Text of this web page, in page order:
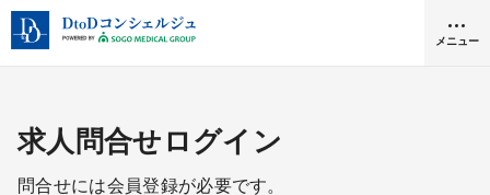
メニュー
クリニック開業
求人問合せログイン
問合せには会員登録が必要です。